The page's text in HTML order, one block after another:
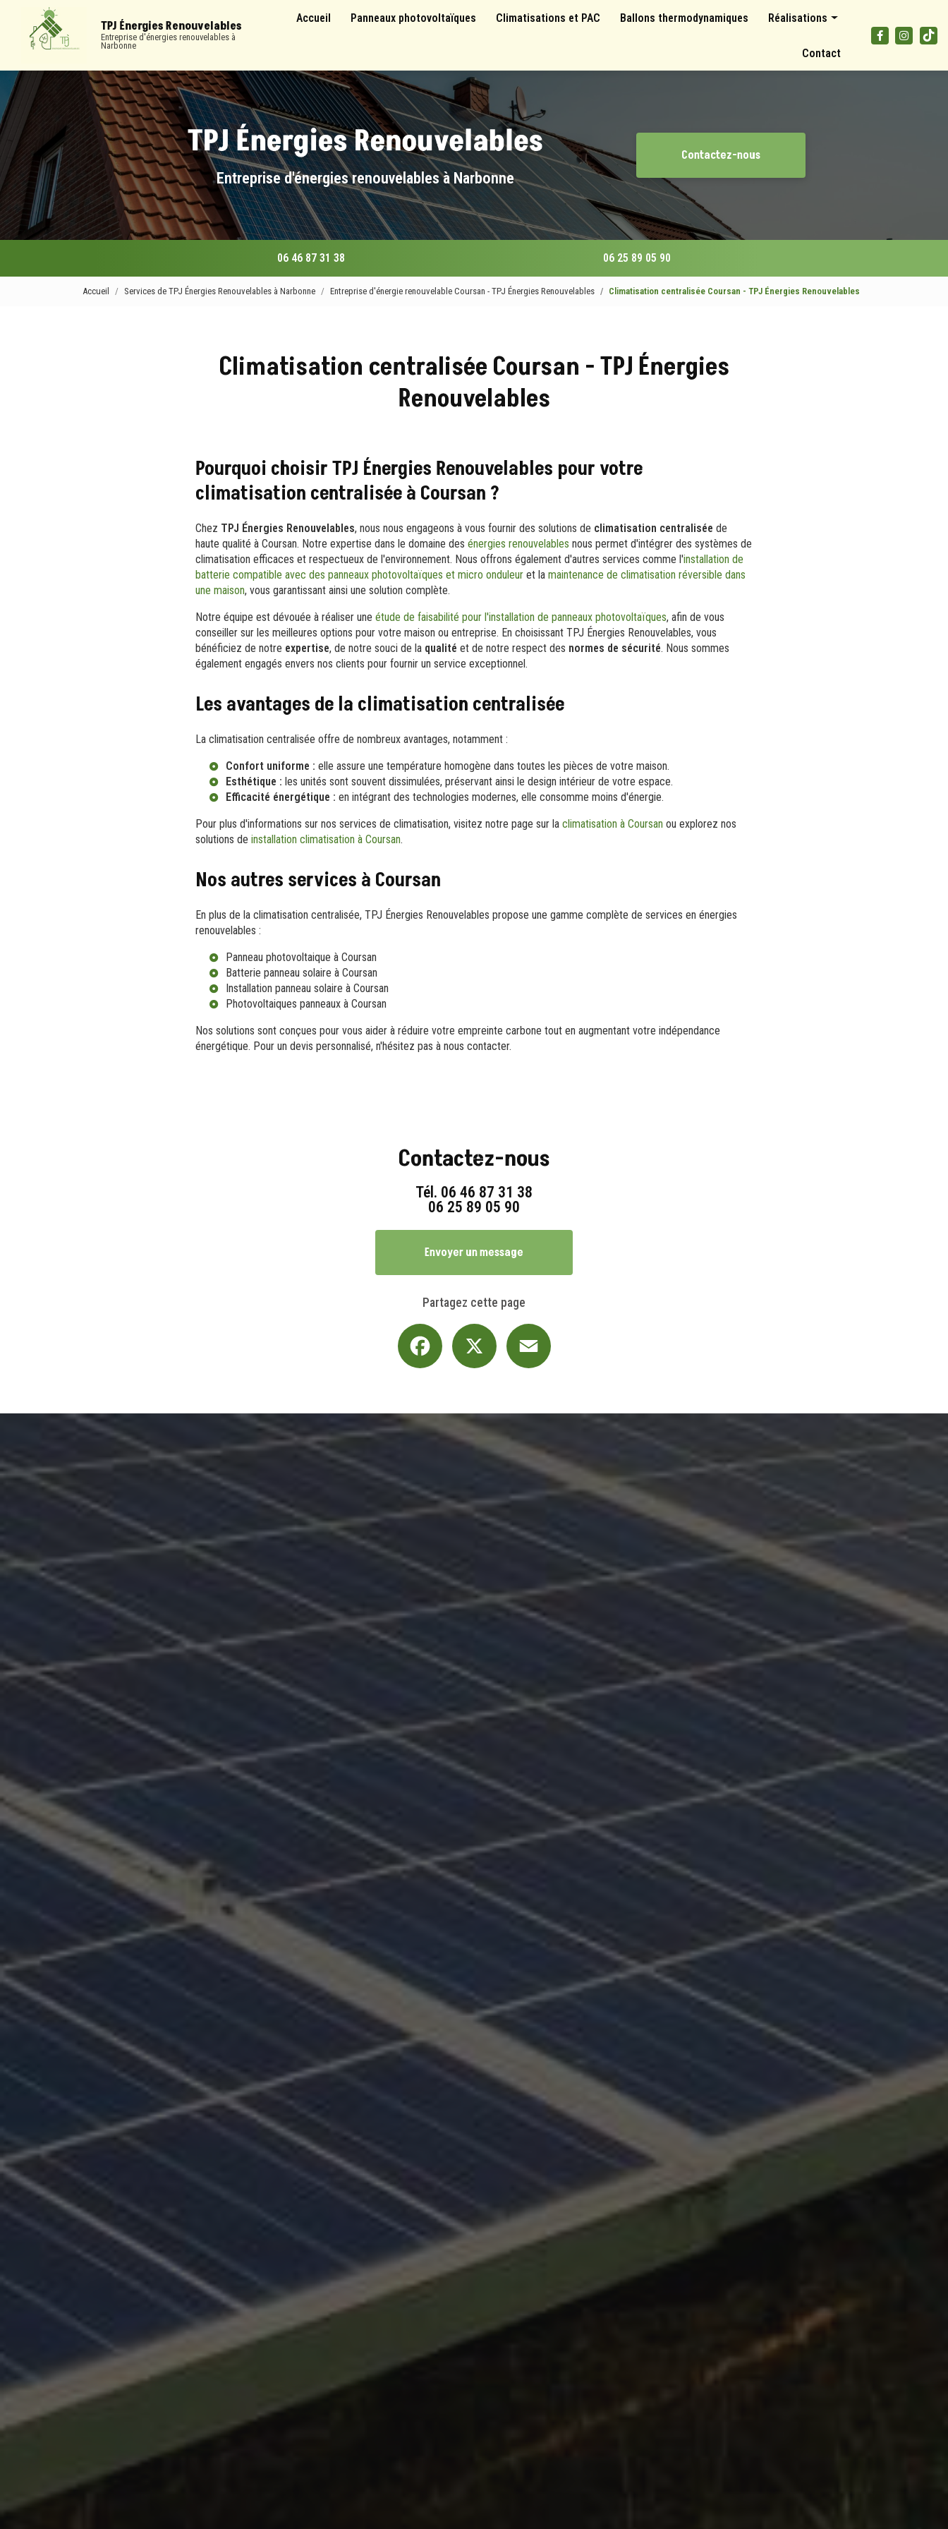
contenu
principal
TPJ Énergies Renouvelables
Entreprise d'énergies renouvelables à
Narbonne
Accueil
Panneaux photovoltaïques Climatisations et PAC Ballons thermodynamiques Réalisations
Panneaux photovoltaïques
Climatisations et pompes à chaleur
Contact
Entreprise d'énergies renouvelables à Narbonne
Contactez-nous
06 46 87 31 38 06 25 89 05 90
Accueil Services de TPJ Énergies Renouvelables à Narbonne Entreprise d'énergie renouvelable Coursan - TPJ Énergies Renouvelables Climatisation centralisée Coursan - TPJ Énergies Renouvelables
Climatisation centralisée Coursan - TPJ Énergies
Renouvelables
Pourquoi choisir TPJ Énergies Renouvelables pour votre
climatisation centralisée à Coursan ?
Chez TPJ Énergies Renouvelables, nous nous engageons à vous fournir des solutions de climatisation centralisée de
haute qualité à Coursan. Notre expertise dans le domaine des énergies renouvelables nous permet d'intégrer des systèmes de
climatisation efficaces et respectueux de l'environnement. Nous offrons également d'autres services comme l'installation de
batterie compatible avec des panneaux photovoltaïques et micro onduleur et la maintenance de climatisation réversible dans
une maison, vous garantissant ainsi une solution complète.
Notre équipe est dévouée à réaliser une étude de faisabilité pour l'installation de panneaux photovoltaïques, afin de vous
conseiller sur les meilleures options pour votre maison ou entreprise. En choisissant TPJ Énergies Renouvelables, vous
bénéficiez de notre expertise, de notre souci de la qualité et de notre respect des normes de sécurité. Nous sommes
également engagés envers nos clients pour fournir un service exceptionnel.
Les avantages de la climatisation centralisée
La climatisation centralisée offre de nombreux avantages, notamment :
Confort uniforme : elle assure une température homogène dans toutes les pièces de votre maison.
Esthétique : les unités sont souvent dissimulées, préservant ainsi le design intérieur de votre espace.
Efficacité énergétique : en intégrant des technologies modernes, elle consomme moins d'énergie.
Pour plus d'informations sur nos services de climatisation, visitez notre page sur la climatisation à Coursan ou explorez nos
solutions de installation climatisation à Coursan.
Nos autres services à Coursan
En plus de la climatisation centralisée, TPJ Énergies Renouvelables propose une gamme complète de services en énergies
renouvelables :
Panneau photovoltaique à Coursan
Batterie panneau solaire à Coursan
Installation panneau solaire à Coursan
Photovoltaiques panneaux à Coursan
Nos solutions sont conçues pour vous aider à réduire votre empreinte carbone tout en augmentant votre indépendance
énergétique. Pour un devis personnalisé, n'hésitez pas à nous contacter.
Contactez-nous
Tél. 06 46 87 31 38
06 25 89 05 90
Envoyer un message
Partagez cette page
Facebook